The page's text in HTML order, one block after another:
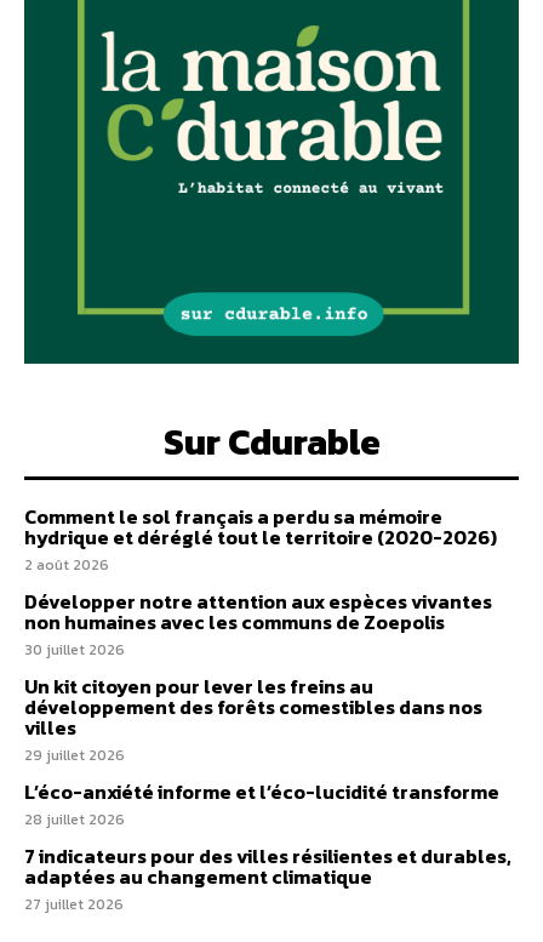
Sur Cdurable
Comment le sol français a perdu sa mémoire
hydrique et déréglé tout le territoire (2020-2026)
2 août 2026
Développer notre attention aux espèces vivantes
non humaines avec les communs de Zoepolis
30 juillet 2026
Un kit citoyen pour lever les freins au
développement des forêts comestibles dans nos
villes
29 juillet 2026
L’éco-anxiété informe et l’éco-lucidité transforme
28 juillet 2026
7 indicateurs pour des villes résilientes et durables,
adaptées au changement climatique
27 juillet 2026